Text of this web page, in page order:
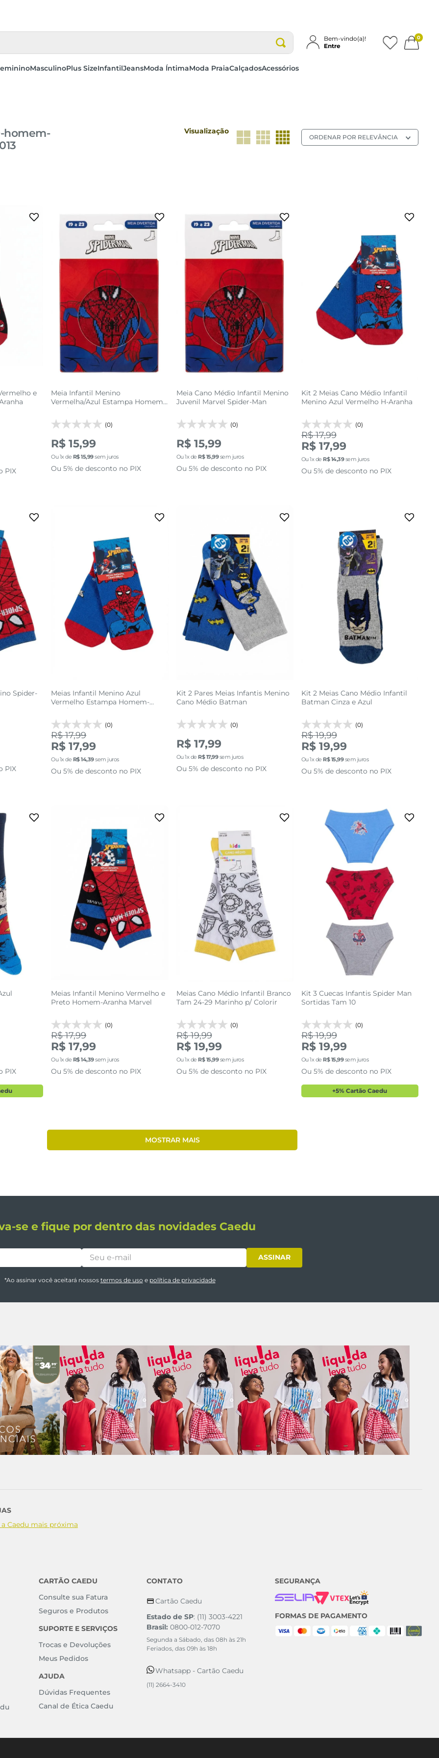
Bem-vindo(a)!
Entre
0
MasculinoPlus SizeInfantilJeansModa ÍntimaModa PraiaCalçadosAcessórios
homem-
Visualização
ORDENAR POR RELEVÂNCIA
e
PIX
24 AO 29
adicionar a sacola
Meia Infantil Menino
Vermelha/Azul Estampa Homem-
Aranha
(0)
R$ 15,99
Ou1x de R$15,99sem juros
Ou 5% de desconto no PIX
30 AO 33
adicionar a sacola
Meia Cano Médio Infantil Menino
Juvenil Marvel Spider-Man
(0)
R$ 15,99
Ou1x de R$ 15,99sem juros
Ou 5% de desconto no PIX
19 AO 23
adicionar a sacola
Kit 2 Meias Cano Médio Infantil
Menino Azul Vermelho H-Aranha
(0)
R$ 17,99
R$ 17,99
Ou1x de R$14,39sem juros
Ou 5% de desconto no PIX
Spider-
PIX
24 AO 29
adicionar a sacola
Meias Infantil Menino Azul
Vermelho Estampa Homem-
Aranha
(0)
R$ 17,99
R$ 17,99
Ou1x de R$14,39sem juros
Ou 5% de desconto no PIX
24 AO 29
adicionar a sacola
Kit 2 Pares Meias Infantis Menino
Cano Médio Batman
(0)
R$ 17,99
Ou1x de R$ 17,99sem juros
Ou 5% de desconto no PIX
34 AO 39
adicionar a sacola
Kit 2 Meias Cano Médio Infantil
Batman Cinza e Azul
(0)
R$ 19,99
R$ 19,99
Ou1x de R$15,99sem juros
Ou 5% de desconto no PIX
PIX
34 AO 39
adicionar a sacola
Meias Infantil Menino Vermelho e
Preto Homem-Aranha Marvel
(0)
R$ 17,99
R$ 17,99
Ou1x de R$14,39sem juros
Ou 5% de desconto no PIX
24 AO 29
adicionar a sacola
Meias Cano Médio Infantil Branco
Tam 24-29 Marinho p/ Colorir
(0)
R$ 19,99
R$ 19,99
Ou1x de R$ 15,99sem juros
Ou 5% de desconto no PIX
10
adicionar a sacola
Kit 3 Cuecas Infantis Spider Man
Sortidas Tam 10
(0)
R$ 19,99
R$ 19,99
Ou1x de R$15,99sem juros
Ou 5% de desconto no PIX
+5% Cartão Caedu
MOSTRAR MAIS
se e fique por dentro das novidades Caedu
ASSINAR
*Ao assinar você aceitará nossos termos de uso e política de privacidade
Caedu mais próxima
CARTÃO CAEDU
Consulte sua Fatura
Seguros e Produtos
SUPORTE E SERVIÇOS
Trocas e Devoluções
Meus Pedidos
AJUDA
Dúvidas Frequentes
Canal de Ética Caedu
CONTATO
Cartão Caedu
Estado de SP: (11) 3003-4221
Brasil: 0800-012-7070
Segunda a Sábado, das 08h às 21h
Feriados, das 09h às 18h
Whatsapp - Cartão Caedu
(11) 2664-3410
SEGURANÇA
FORMAS DE PAGAMENTO